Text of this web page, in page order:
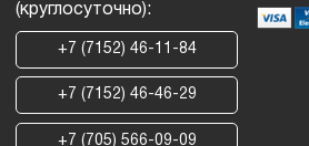
(круглосуточно):
+7 (7152) 46-11-84
+7 (7152) 46-46-29
+7 (705) 566-09-09